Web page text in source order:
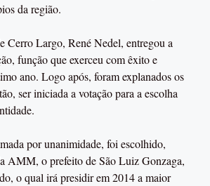
da região.
Cerro Largo, René Nedel, entregou a
função que exerceu com êxito e
ano. Logo após, foram explanados os
ser iniciada a votação para a escolha
por unanimidade, foi escolhido,
AMM, o prefeito de São Luiz Gonzaga,
o qual irá presidir em 2014 a maior